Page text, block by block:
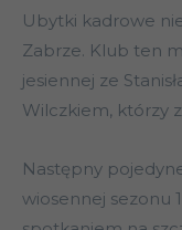
Ubytki kadrowe
Zabrze. Klub ten
jesiennej ze
Wilczkiem, którzy
Następny
wiosennej sezonu